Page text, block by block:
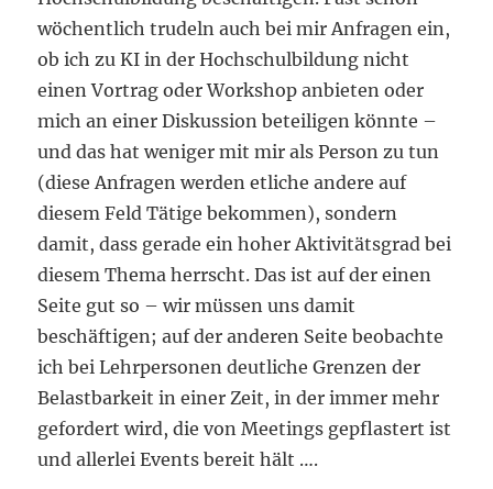
wöchentlich trudeln auch bei mir Anfragen ein,
ob ich zu KI in der Hochschulbildung nicht
einen Vortrag oder Workshop anbieten oder
mich an einer Diskussion beteiligen könnte –
und das hat weniger mit mir als Person zu tun
(diese Anfragen werden etliche andere auf
diesem Feld Tätige bekommen), sondern
damit, dass gerade ein hoher Aktivitätsgrad bei
diesem Thema herrscht. Das ist auf der einen
Seite gut so – wir müssen uns damit
beschäftigen; auf der anderen Seite beobachte
ich bei Lehrpersonen deutliche Grenzen der
Belastbarkeit in einer Zeit, in der immer mehr
gefordert wird, die von Meetings gepflastert ist
und allerlei Events bereit hält ….